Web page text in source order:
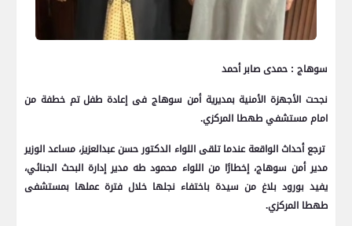
سوهاج : حمدى صابر أحمد
نجحت الأجهزة الأمنية بمديرية أمن سوهاج فى إعادة طفل تم خطفة من
امام مستشفي طهطا المركزي.
ترجع أحداث الواقعة عندما تلقى اللواء الدكتور حسن عبدالعزيز، مساعد الوزير
مدير أمن سوهاج، إخطارًا من اللواء محمود طه مدير إدارة البحث الجنائي،
يفيد بورود بلاغ من سيدة باختفاء نجلها خلال فترة عملها بمستشفى
طهطا المركزي.